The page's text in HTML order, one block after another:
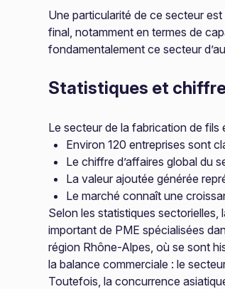
Une particularité de ce secteur
final, notamment en termes de
fondamentalement ce secteur
Statistiques et
Le secteur de la fabrication de
Environ 120 entreprises sont
Le chiffre d’affaires global du
La valeur ajoutée générée
Le marché connaît une
Selon les statistiques
important de PME spécialisées
région Rhône-Alpes, où se sont
la balance commerciale : le
Toutefois, la concurrence